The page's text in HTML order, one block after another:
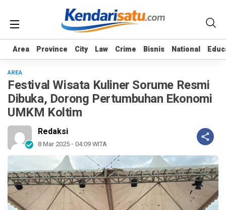
Area Province City Law Crime Bisnis National
Area Province City Law Crime Bisnis National
AREA
Festival Wisata Kuliner Sorume Resmi
Dibuka, Dorong Pertumbuhan Ekonomi
UMKM Koltim
Redaksi
8 Mar 2025 - 04:09 WITA